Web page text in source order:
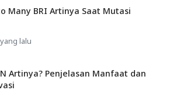
Many BRI Artinya Saat Mutasi
lalu
Artinya? Penjelasan Manfaat dan